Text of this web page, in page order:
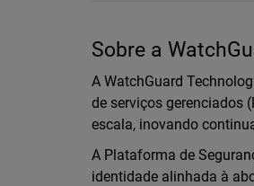
Sobre a
A WatchGuard
de serviços gerenciados
escala, inovando
A Plataforma de
identidade alinhada à